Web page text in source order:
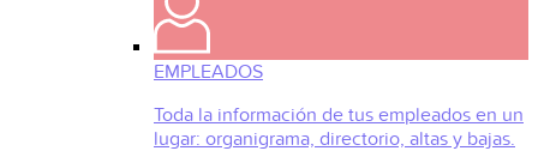
EMPLEADOS
Toda la información de tus empleados en un
lugar: organigrama, directorio, altas y bajas.